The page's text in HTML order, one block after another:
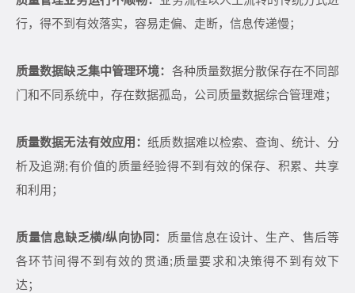
行，得不到有效落实，容易走偏、走断，信息传递慢；
质量数据缺乏集中管理环境： 各种质量数据分散保存在不同部
门和不同系统中，存在数据孤岛，公司质量数据综合管理难；
质量数据无法有效应用：纸质数据难以检索、查询、统计、分
析及追溯;有价值的质量经验得不到有效的保存、积累、共享
和利用；
质量信息缺乏横/纵向协同： 质量信息在设计、生产、售后等
各环节间得不到有效的贯通;质量要求和决策得不到有效下
达；